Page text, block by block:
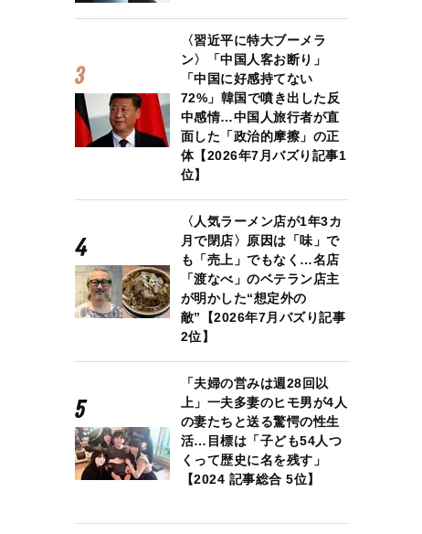
〈習近平に特大ブーメラ
ン〉「中国人客お断り」
「中国に好感持てない
72%」韓国で噴き出した反
中感情…中国人旅行者が直
面した「政治的摩擦」の正
体【2026年7月バズり記事1
位】
〈人気ラーメン店が1年3カ
月で閉店〉原因は「味」で
も「売上」でもなく…名店
「渡なべ」のベテラン店主
が明かした“想定外の
敵”【2026年7月バズり記事
2位】
「夫婦の営みは週28回以
上」一夫多妻のヒモ男が4人
の妻たちと送る驚愕の性生
活…目標は「子ども54人つ
くって歴史に名を残す」
【2024 記事総合 5位】